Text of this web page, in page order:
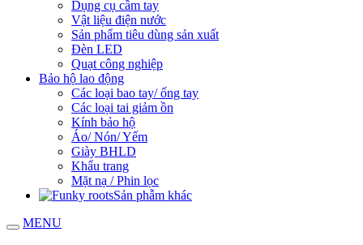
Dụng cụ cầm tay
Vật liệu điện nước
Sản phẩm tiêu dùng sản xuất
Đèn LED
Quạt công nghiệp
Bảo hộ lao động
Các loại bao tay/ ống tay
Các loại tai giảm ồn
Kính bảo hộ
Áo/ Nón/ Yếm
Giày BHLD
Khẩu trang
Mặt nạ / Phin lọc
Sản phẫm khác
MENU